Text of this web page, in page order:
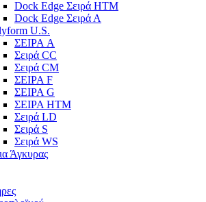
Dock Edge Σειρά HTM
Dock Edge Σειρά Α
U.S.
ΣΕΙΡΑ A
Σειρά CC
Σειρά CM
ΣΕΙΡΑ F
ΣΕΙΡΑ G
ΣΕΙΡΑ HTM
Σειρά LD
Σειρά S
Σειρά WS
Άγκυρας